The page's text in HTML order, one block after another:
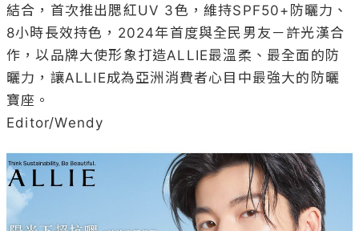
結合，首次推出腮紅UV 3色，維持SPF50+防曬力、
8小時長效持色，2024年首度與全民男友－許光漢合
作，以品牌大使形象打造ALLIE最溫柔、最全面的防
曬力，讓ALLIE成為亞洲消費者心目中最強大的防曬
寶座。